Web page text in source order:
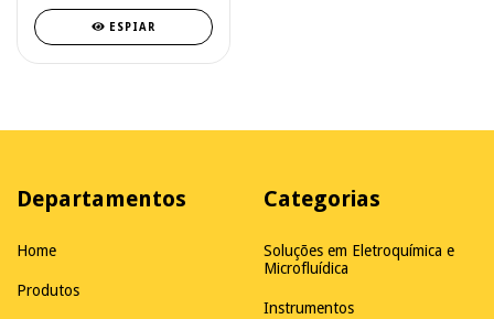
ESPIAR
Departamentos
Home
Produtos
Categorias
Soluções em Eletroquímica e
Microfluídica
Instrumentos